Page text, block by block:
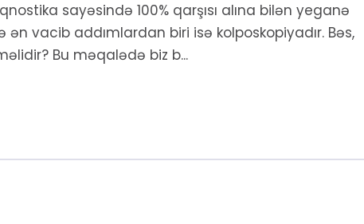
sayəsində 100% qarşısı alına bilən yeganə
vacib addımlardan biri isə kolposkopiyadır. Bəs,
Bu məqalədə biz b...